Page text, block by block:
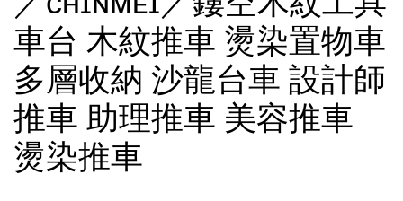
車台 木紋推車 燙染置物車
多層收納 沙龍台車 設計師
推車 助理推車 美容推車
燙染推車